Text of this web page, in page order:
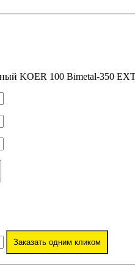
KOER 100 Bimetal-350
Заказать одним кликом